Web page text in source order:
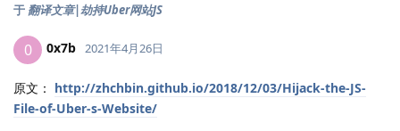
于 翻译文章|劫持Uber网站JS
0 0x7b 2021年4月26日
原文： http://zhchbin.github.io/2018/12/03/Hijack-the-JS-
File-of-Uber-s-Website/